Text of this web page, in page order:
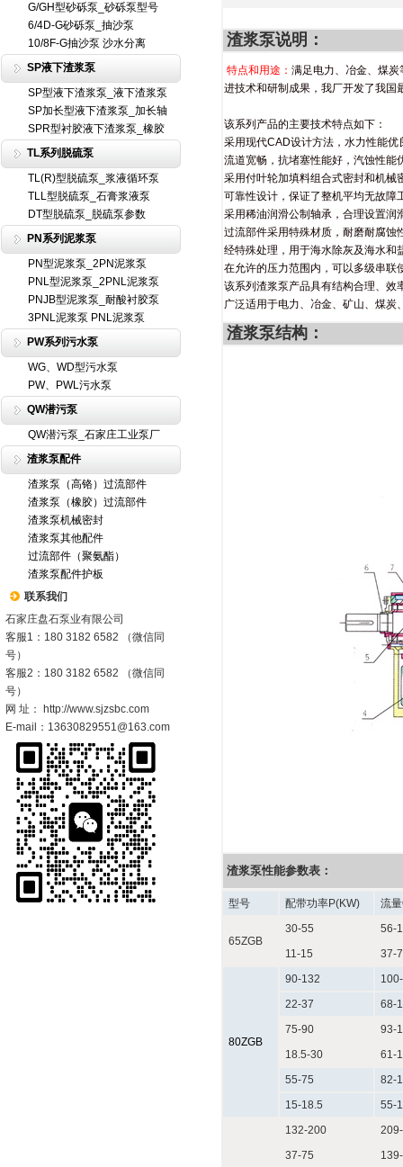
G/GH型砂砾泵_砂砾泵型号
6/4D-G砂砾泵_抽沙泵
10/8F-G抽沙泵 沙水分离
SP液下渣浆泵
SP型液下渣浆泵_液下渣浆泵
SP加长型液下渣浆泵_加长轴
SPR型衬胶液下渣浆泵_橡胶
TL系列脱硫泵
TL(R)型脱硫泵_浆液循环泵
TLL型脱硫泵_石膏浆液泵
DT型脱硫泵_脱硫泵参数
PN系列泥浆泵
PN型泥浆泵_2PN泥浆泵
PNL型泥浆泵_2PNL泥浆泵
PNJB型泥浆泵_耐酸衬胶泵
3PNL泥浆泵 PNL泥浆泵
PW系列污水泵
WG、WD型污水泵
PW、PWL污水泵
QW潜污泵
QW潜污泵_石家庄工业泵厂
渣浆泵配件
渣浆泵（高铬）过流部件
渣浆泵（橡胶）过流部件
渣浆泵机械密封
渣浆泵其他配件
过流部件（聚氨酯）
渣浆泵配件护板
联系我们
石家庄盘石泵业有限公司
客服1：180 3182 6582 （微信同
号）
客服2：180 3182 6582 （微信同
号）
网 址： http://www.sjzsbc.com
E-mail：13630829551@163.com
渣浆泵说明：
特点和用途： 满足电力、冶金、煤
进技术和研制成果，我厂开发了我国
该系列产品的主要技术特点如下：
采用现代CAD设计方法，水力性能优
流道宽畅，抗堵塞性能好，汽蚀性能
采用付叶轮加填料组合式密封和机械
可靠性设计，保证了整机平均无故障
采用稀油润滑公制轴承，合理设置润
过流部件采用特殊材质，耐磨耐腐蚀
经特殊处理，用于海水除灰及海水和
在允许的压力范围内，可以多级串
该系列渣浆泵产品具有结构合理、效
广泛适用于电力、冶金、矿山、煤
渣浆泵结构：
渣浆泵性能参数表：
型号 配带功率P(KW) 流
65ZGB
30-55
56-
11-15
37-
80ZGB
90-132
22-37
68-
75-90
93-
18.5-30
61-
55-75
82-
15-18.5
55-
132-200
37-75